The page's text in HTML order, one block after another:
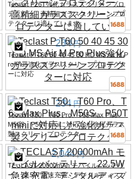
Teclast P26T強化ガラススクリーンプロ
テクター、高精細ガラススクリーンプロ
テクターに適しています。
234 円
Teclast P T60 50 40 45 30 HD MS Air M P
ro Plus強化ガラススクリーンプロテクタ
ーに対応
234 円
Teclast T50、T60 Pro、T65 Max Plus、
M50S、P50T miniに対応した強化ガラス
製スクリーンプロテクター
2,044 円
TECLAST 20000mAh モバイルバッテリ
ー、22.5W 急速充電、デジタルディスプ